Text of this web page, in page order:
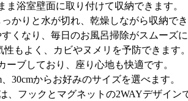
ま浴室壁面に取り付けて収納できます。
かりと水が切れ、乾燥しながら収納でき
くなり、毎日のお風呂掃除がスムーズに
もよく、カビやヌメリを予防できます。
ーブしており、座り心地も快適です。
30cmからお好みのサイズを選べます。
、フックとマグネットの2WAYデザイン